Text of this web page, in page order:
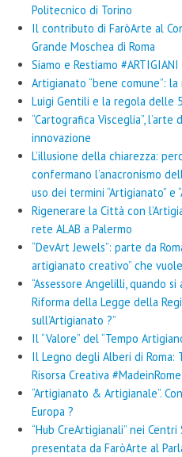
Politecnico di Torino
Il contributo di FaròArte al
Grande Moschea di Roma
Siamo e Restiamo #ARTIGIANI
Artigianato “bene comune”:
Luigi Gentili e la regola delle 5
“Cartografica Visceglia”,
innovazione
L’illusione della chiarezza:
confermano l’anacronismo
uso dei termini “Artigianato” e
Rigenerare la Città con
rete ALAB a Palermo
“DevArt Jewels”: parte da
artigianato creativo” che
“Assessore Angelilli, quando
Riforma della Legge della
sull’Artigianato ?”
Il “Valore” del “Tempo
Il Legno degli Alberi di Roma:
Risorsa Creativa #MadeinRome
“Artigianato & Artigianale”.
Europa ?
“Hub CreArtigianali” nei
presentata da FaròArte al